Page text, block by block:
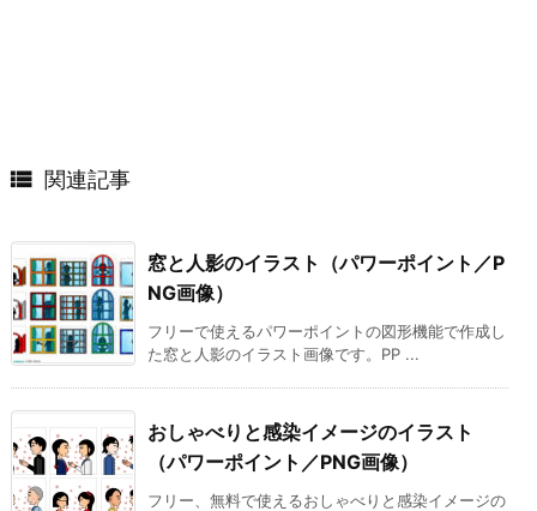
 関連記事
窓と人影のイラスト（パワーポイント／P
NG画像）
フリーで使えるパワーポイントの図形機能で作成し
た窓と人影のイラスト画像です。PP ...
おしゃべりと感染イメージのイラスト
（パワーポイント／PNG画像）
フリー、無料で使えるおしゃべりと感染イメージの